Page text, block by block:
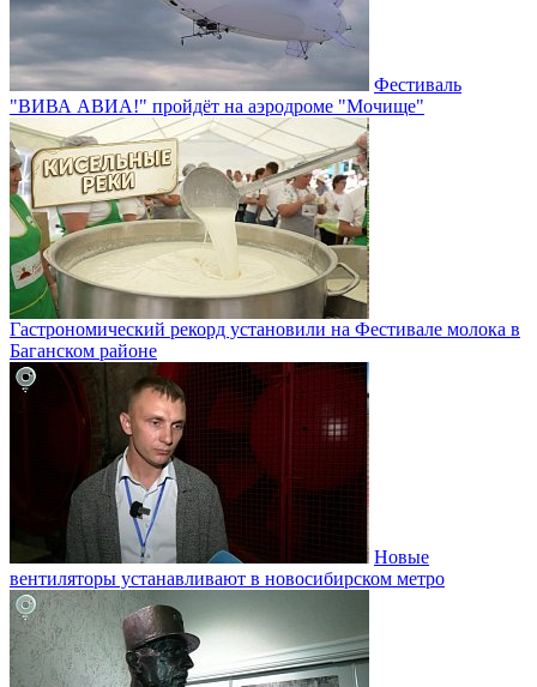
Фестиваль
"ВИВА АВИА!" пройдёт на аэродроме "Мочище"
Гастрономический рекорд установили на Фестивале молока в
Баганском районе
Новые
вентиляторы устанавливают в новосибирском метро